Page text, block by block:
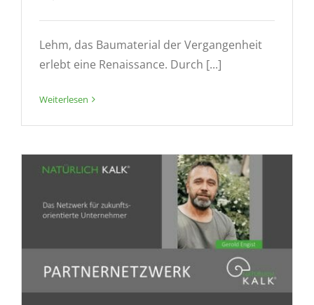
Lehm, das Baumaterial der Vergangenheit
erlebt eine Renaissance. Durch [...]
Weiterlesen